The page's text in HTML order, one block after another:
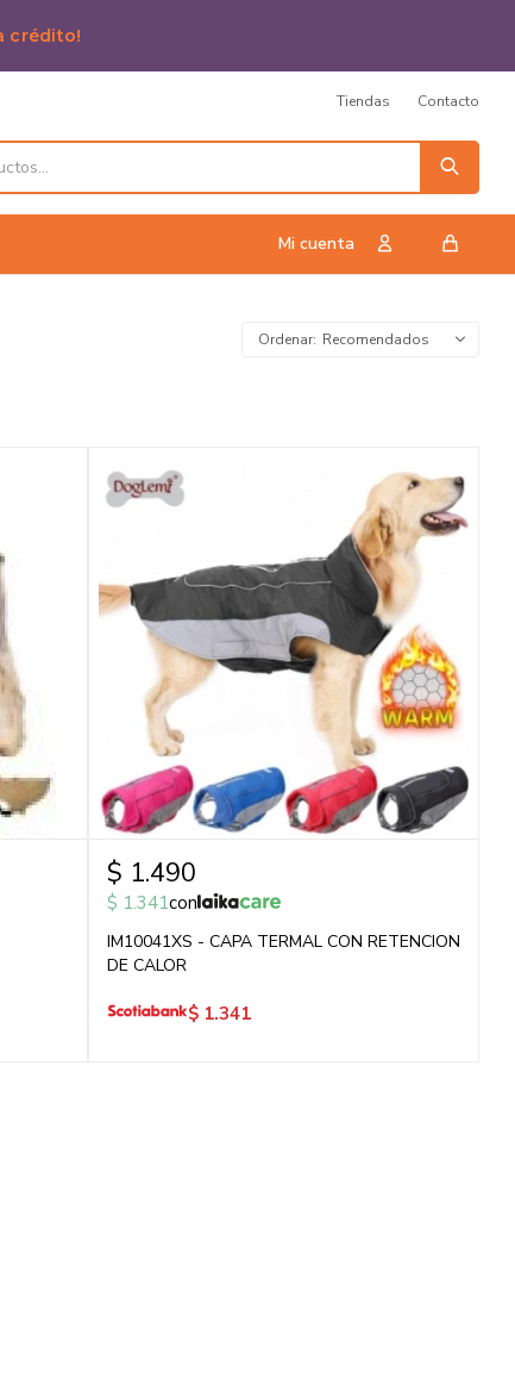
crédito!
Tiendas Contacto
Recomendados
$ 1.490
$ 1.341con
IM10041XS - CAPA TERMAL CON RETENCION
DE CALOR
$ 1.341